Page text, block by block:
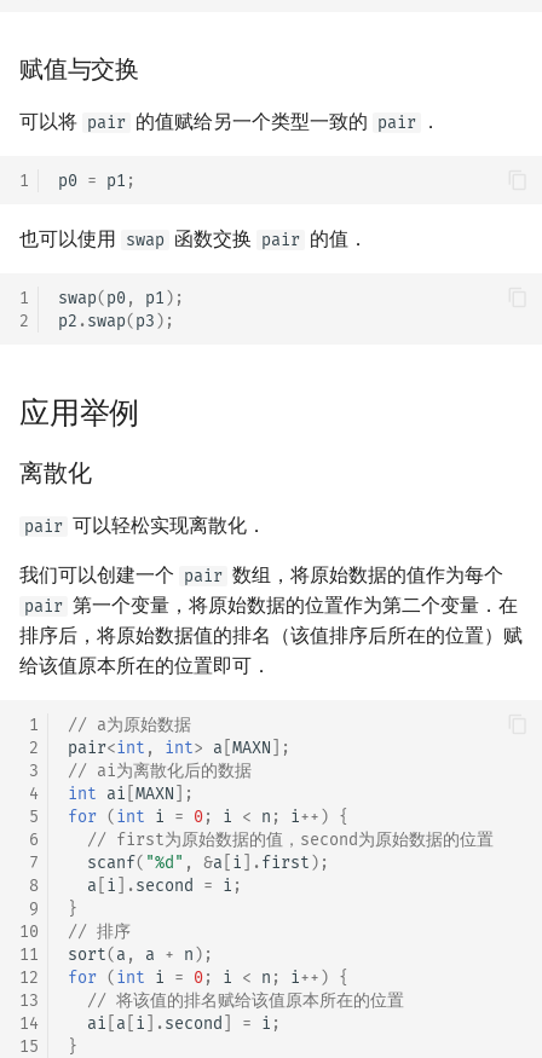
赋值与交换
可以将 pair 的值赋给另一个类型一致的 pair ．
1 p0 = p1 ;
也可以使用 swap 函数交换 pair 的值．
1
2
swap(p0 , p1);
p2 .swap(p3);
应用举例
离散化
pair 可以轻松实现离散化．
我们可以创建一个 pair 数组，将原始数据的值作为每个
pair 第一个变量，将原始数据的位置作为第二个变量．在
排序后，将原始数据值的排名（该值排序后所在的位置）赋
给该值原本所在的位置即可．
1
2
3
4
5
6
7
8
9
10
11
12
13
14
15
// a为原始数据
pair<int , int> a MAXN ];
// ai为离散化后的数据
int ai MAXN ];
for (int i = 0; i < n ; i++) {
// first为原始数据的值，second为原始数据的位置
scanf( "%d" , &a i ].first);
a i ].second = i ;
}
// 排序
sort(a , a + n);
for (int i = 0; i < n ; i++) {
// 将该值的排名赋给该值原本所在的位置
ai a i ].second = i ;
}